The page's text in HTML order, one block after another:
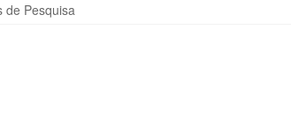
de Pesquisa